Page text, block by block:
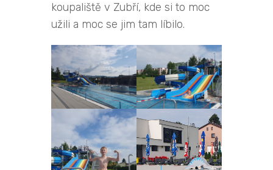
koupaliště v Zubří, kde si to moc
užili a moc se jim tam líbilo.